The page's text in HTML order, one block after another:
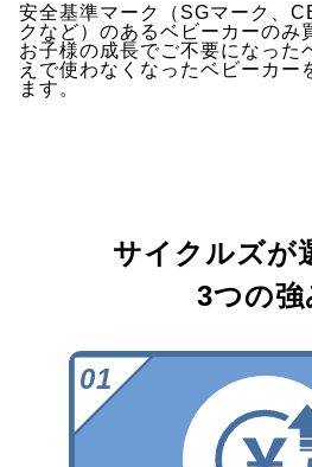
安全基準マーク（SGマーク、
クなど）のあるベビーカーのみ
お子様の成長でご不要になった
えで使わなくなったベビーカー
ます。
サイクルズが
3つの強